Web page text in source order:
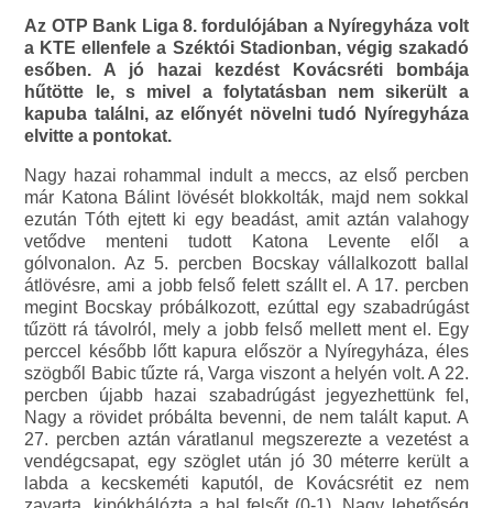
Az OTP Bank Liga 8. fordulójában a Nyíregyháza volt
a KTE ellenfele a Széktói Stadionban, végig szakadó
esőben. A jó hazai kezdést Kovácsréti bombája
hűtötte le, s mivel a folytatásban nem sikerült a
kapuba találni, az előnyét növelni tudó Nyíregyháza
elvitte a pontokat.
Nagy hazai rohammal indult a meccs, az első percben
már Katona Bálint lövését blokkolták, majd nem sokkal
ezután Tóth ejtett ki egy beadást, amit aztán valahogy
vetődve menteni tudott Katona Levente elől a
gólvonalon. Az 5. percben Bocskay vállalkozott ballal
átlövésre, ami a jobb felső felett szállt el. A 17. percben
megint Bocskay próbálkozott, ezúttal egy szabadrúgást
tűzött rá távolról, mely a jobb felső mellett ment el. Egy
perccel később lőtt kapura először a Nyíregyháza, éles
szögből Babic tűzte rá, Varga viszont a helyén volt. A 22.
percben újabb hazai szabadrúgást jegyezhettünk fel,
Nagy a rövidet próbálta bevenni, de nem talált kaput. A
27. percben aztán váratlanul megszerezte a vezetést a
vendégcsapat, egy szöglet után jó 30 méterre került a
labda a kecskeméti kaputól, de Kovácsrétit ez nem